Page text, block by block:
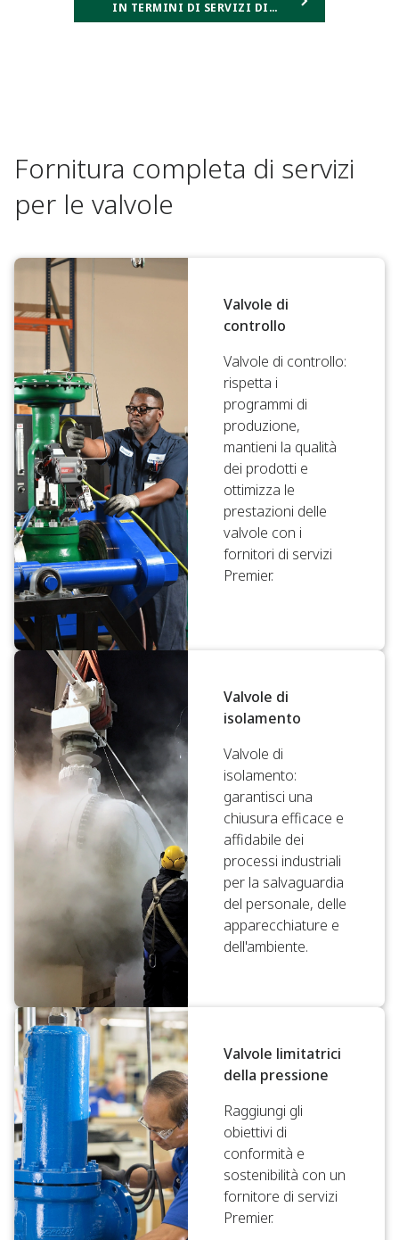
IN TERMINI DI SERVIZI DI
ASSISTENZA PER LE VALVOLE
Fornitura completa di servizi
per le valvole
Valvole di
controllo
Valvole di controllo:
rispetta i
programmi di
produzione,
mantieni la qualità
dei prodotti e
ottimizza le
prestazioni delle
valvole con i
fornitori di servizi
Premier.
Valvole di
isolamento
Valvole di
isolamento:
garantisci una
chiusura efficace e
affidabile dei
processi industriali
per la salvaguardia
del personale, delle
apparecchiature e
dell'ambiente.
Valvole limitatrici
della pressione
Raggiungi gli
obiettivi di
conformità e
sostenibilità con un
fornitore di servizi
Premier.